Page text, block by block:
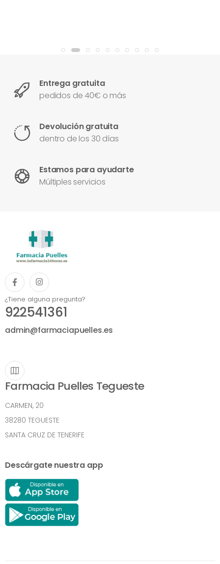
Entrega gratuita
pedidos de 40€ o más
Devolución gratuita
dentro de los 30 días
Estamos para ayudarte
Múltiples servicios
¿Tiene alguna pregunta?
922541361
admin@farmaciapuelles.es
Farmacia Puelles Tegueste
CARMEN, 20
38280 TEGUESTE
SANTA CRUZ DE TENERIFE
Descárgate nuestra app